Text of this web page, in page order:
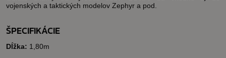
vojenských a taktických modelov Zephyr a pod.
ŠPECIFIKÁCIE
Dĺžka: 1,80m